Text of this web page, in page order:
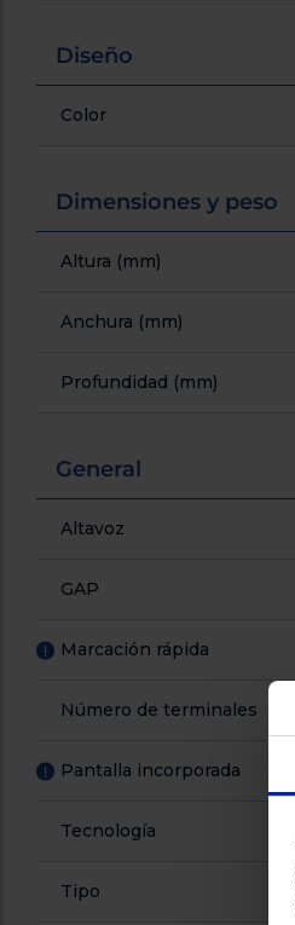
Diseño
Color
Dimensiones y peso
Altura (mm)
Anchura (mm)
Profundidad (mm)
General
Altavoz
GAP
! Marcación rápida
Número de terminales
! Pantalla incorporada
Tecnología
Tipo